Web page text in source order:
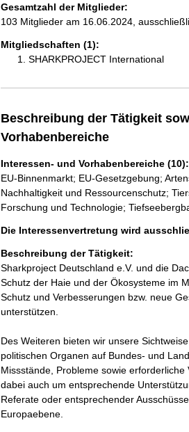
Gesamtzahl der Mitglieder:
103 Mitglieder am 16.06.2024,
Mitgliedschaften (1):
SHARKPROJECT International
Beschreibung der Tätigkeit
Vorhabenbereiche
Interessen- und Vorhabenbereiche (10):
EU-Binnenmarkt; EU-Gesetzgebung;
Nachhaltigkeit und Ressourcenschutz;
Forschung und Technologie;
Die Interessenvertretung wird
Beschreibung der Tätigkeit:
Sharkproject Deutschland e.V. und die
Schutz der Haie und der Ökosysteme im
Schutz und Verbesserungen bzw. neue
unterstützen.
Des Weiteren bieten wir unsere
politischen Organen auf Bundes- und
Missstände, Probleme sowie
dabei auch um entsprechende
Referate oder entsprechender
Europaebene.